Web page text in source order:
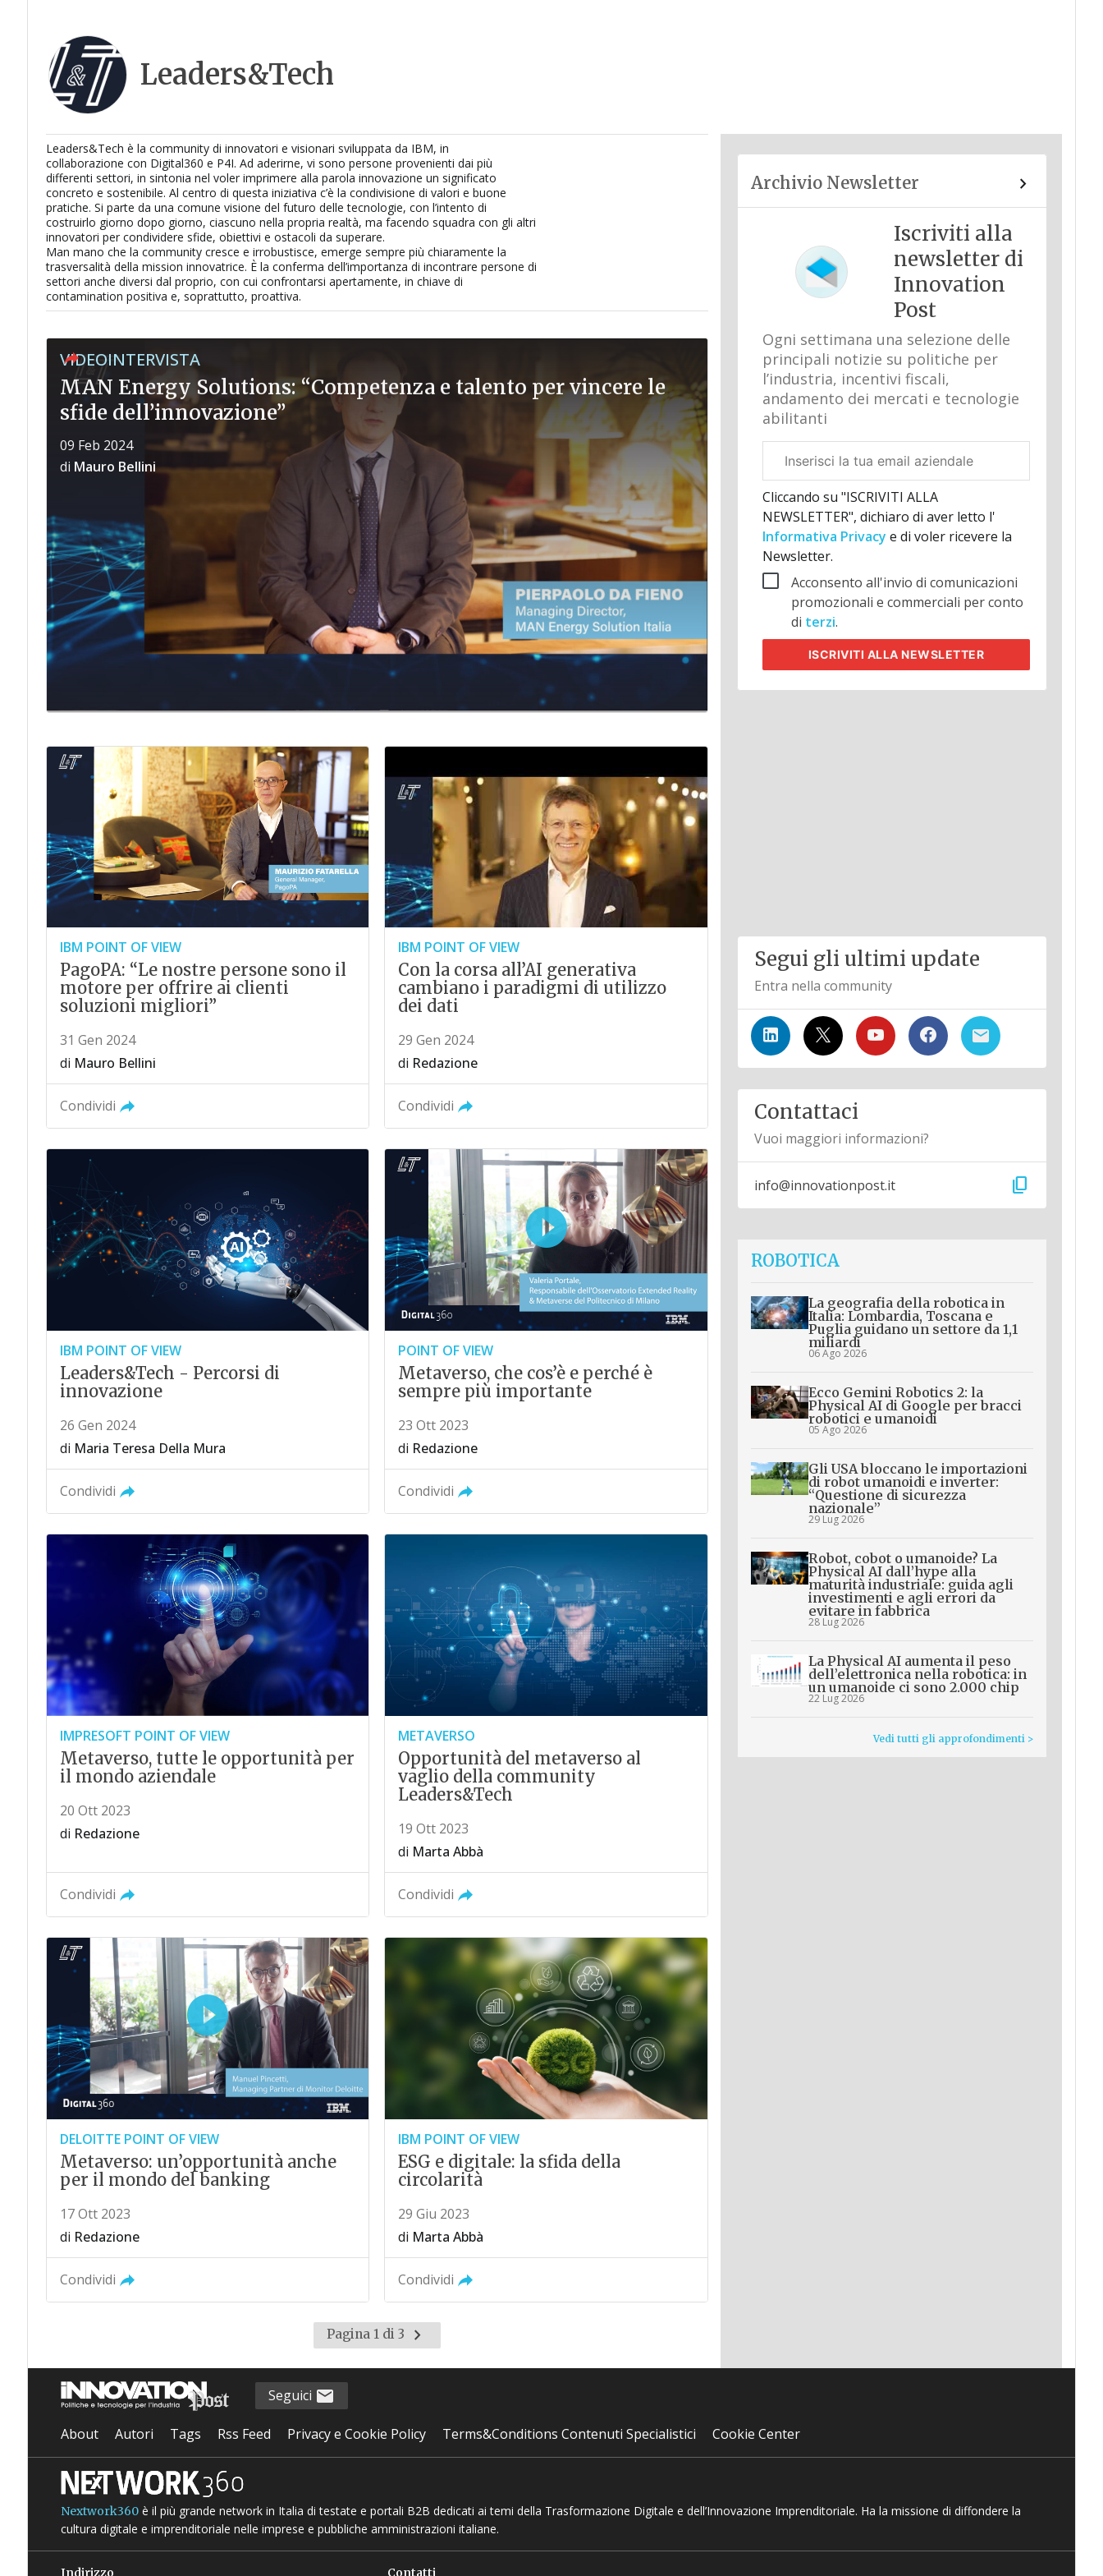
Leaders&Tech
Leaders&Tech è la community di innovatori e visionari sviluppata da IBM, in
collaborazione con Digital360 e P4I. Ad aderirne, vi sono persone provenienti dai più
differenti settori, in sintonia nel voler imprimere alla parola innovazione un significato
concreto e sostenibile. Al centro di questa iniziativa c’è la condivisione di valori e buone
pratiche. Si parte da una comune visione del futuro delle tecnologie, con l’intento di
costruirlo giorno dopo giorno, ciascuno nella propria realtà, ma facendo squadra con gli altri
innovatori per condividere sfide, obiettivi e ostacoli da superare.
Man mano che la community cresce e irrobustisce, emerge sempre più chiaramente la
trasversalità della mission innovatrice. È la conferma dell’importanza di incontrare persone di
settori anche diversi dal proprio, con cui confrontarsi apertamente, in chiave di
contamination positiva e, soprattutto, proattiva.
VIDEOINTERVISTA
MAN Energy Solutions: “Competenza e talento per vincere le
sfide dell’innovazione”
09 Feb 2024
di Mauro Bellini
IBM POINT OF VIEW
PagoPA: “Le nostre persone sono il
motore per offrire ai clienti
soluzioni migliori”
31 Gen 2024
di Mauro Bellini
Condividi
IBM POINT OF VIEW
Con la corsa all’AI generativa
cambiano i paradigmi di utilizzo
dei dati
29 Gen 2024
di Redazione
Condividi
IBM POINT OF VIEW
Leaders&Tech - Percorsi di
innovazione
26 Gen 2024
di Maria Teresa Della Mura
Condividi
POINT OF VIEW
Metaverso, che cos’è e perché è
sempre più importante
23 Ott 2023
di Redazione
Condividi
IMPRESOFT POINT OF VIEW
Metaverso, tutte le opportunità per
il mondo aziendale
20 Ott 2023
di Redazione
Condividi
METAVERSO
Opportunità del metaverso al
vaglio della community
Leaders&Tech
19 Ott 2023
di Marta Abbà
Condividi
DELOITTE POINT OF VIEW
Metaverso: un’opportunità anche
per il mondo del banking
17 Ott 2023
di Redazione
Condividi
IBM POINT OF VIEW
ESG e digitale: la sfida della
circolarità
29 Giu 2023
di Marta Abbà
Condividi
Pagina 1 di 3
Pagina
successiva
Archivio Newsletter
Iscriviti alla
newsletter di
Innovation
Post
Ogni settimana una selezione delle
principali notizie su politiche per
l’industria, incentivi fiscali,
andamento dei mercati e tecnologie
abilitanti
aziendale
Cliccando su "ISCRIVITI ALLA
NEWSLETTER", dichiaro di aver letto l'
Informativa Privacy e di voler ricevere la
Newsletter.
Acconsento all'invio di comunicazioni
promozionali e commerciali per conto
di terzi.
ISCRIVITI ALLA NEWSLETTER
Segui gli ultimi update
Entra nella community
Contattaci
Vuoi maggiori informazioni?
info@innovationpost.it content_copy
ROBOTICA
La geografia della robotica in
Italia: Lombardia, Toscana e
Puglia guidano un settore da 1,1
miliardi
06 Ago 2026
Ecco Gemini Robotics 2: la
Physical AI di Google per bracci
robotici e umanoidi
05 Ago 2026
Gli USA bloccano le importazioni
di robot umanoidi e inverter:
“Questione di sicurezza
nazionale”
29 Lug 2026
Robot, cobot o umanoide? La
Physical AI dall’hype alla
maturità industriale: guida agli
investimenti e agli errori da
evitare in fabbrica
28 Lug 2026
La Physical AI aumenta il peso
dell’elettronica nella robotica: in
un umanoide ci sono 2.000 chip
22 Lug 2026
Vedi tutti gli approfondimenti >
Seguici
About Autori Tags Rss Feed Privacy e Cookie Policy Terms&Conditions Contenuti Specialistici Cookie Center
Nextwork360è il più grande network in Italia di testate e portali B2B dedicati ai temi della Trasformazione Digitale e dell’Innovazione Imprenditoriale. Ha la missione di diffondere la
cultura digitale e imprenditoriale nelle imprese e pubbliche amministrazioni italiane.
Indirizzo Contatti